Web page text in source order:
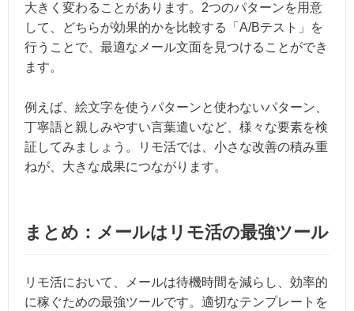
大きく変わることがあります。2つのパターンを用意
して、どちらが効果的かを比較する「A/Bテスト」を
行うことで、最適なメール文面を見つけることができ
ます。
例えば、絵文字を使うパターンと使わないパターン、
丁寧語と親しみやすい言葉遣いなど、様々な要素を検
証してみましょう。リモ活では、小さな改善の積み重
ねが、大きな成果につながります。
まとめ：メールはリモ活の最強ツール
リモ活において、メールは待機時間を減らし、効率的
に稼ぐための最強ツールです。適切なテンプレートを